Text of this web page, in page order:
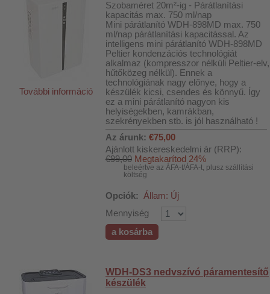
További információ
Szobaméret 20m²-ig - Párátlanítási
kapacitás max. 750 ml/nap
Mini párátlanító WDH-898MD max. 750
ml/nap párátlanítási kapacitással. Az
intelligens mini párátlanító WDH-898MD
Peltier kondenzációs technológiát
alkalmaz (kompresszor nélküli Peltier-elv,
hűtőközeg nélkül). Ennek a
technológiának nagy előnye, hogy a
készülék kicsi, csendes és könnyű. Így
ez a mini párátlanító nagyon kis
helyiségekben, kamrákban,
szekrényekben stb. is jól használható !
Az árunk: €75,00
Ajánlott kiskereskedelmi ár (RRP):
€99,00 Megtakarítod 24%
beleértve az ÁFA-t/ÁFA-t, plusz szállítási
költség
Opciók: Állam: Új
Mennyiség
a kosárba
WDH-DS3 nedvszívó páramentesítő
készülék